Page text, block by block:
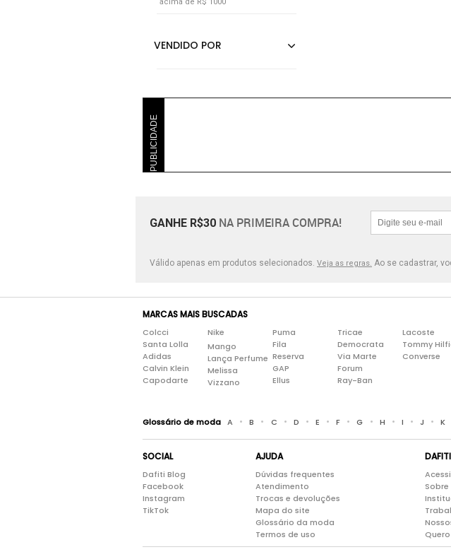
PUBLICIDADE
GANHE R$30 NA PRIMEIRA COMPRA!
Válido apenas em produtos selecionados. Veja as regras. Ao se cadastrar,
MARCAS MAIS BUSCADAS
Colcci
Santa Lolla
Adidas
Calvin Klein
Capodarte
Nike
Mango
Lança Perfume
Melissa
Vizzano
Puma
Fila
Reserva
GAP
Ellus
Tricae
Democrata
Via Marte
Forum
Ray-Ban
Lacoste
Tommy
Converse
Glossário de moda A • B • C • D • E • F • G • H • I • J • K
SOCIAL
Dafiti Blog
Facebook
Instagram
TikTok
AJUDA
Dúvidas frequentes
Atendimento
Trocas e devoluções
Mapa do site
Glossário da moda
Termos de uso
DAFITI